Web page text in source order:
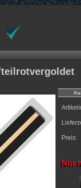
Preis:
Nur